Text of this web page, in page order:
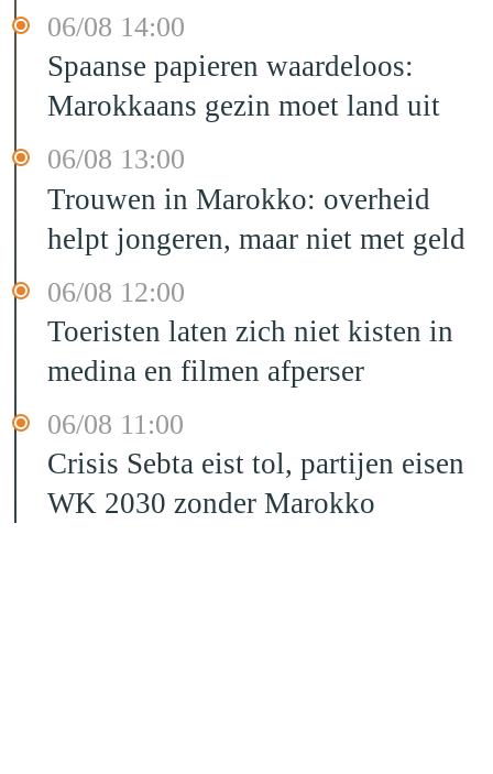
06/08 14:00
Spaanse papieren waardeloos:
Marokkaans gezin moet land uit
06/08 13:00
Trouwen in Marokko: overheid
helpt jongeren, maar niet met geld
06/08 12:00
Toeristen laten zich niet kisten in
medina en filmen afperser
06/08 11:00
Crisis Sebta eist tol, partijen eisen
WK 2030 zonder Marokko